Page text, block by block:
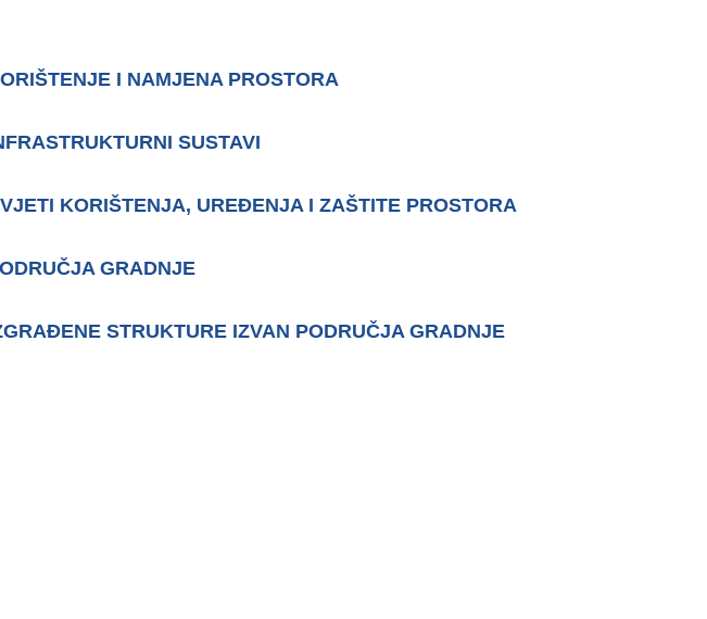
I NAMJENA PROSTORA
SUSTAVI
KORIŠTENJA, UREĐENJA I ZAŠTITE PROSTORA
ČJA GRADNJE
ĐENE STRUKTURE IZVAN PODRUČJA GRADNJE